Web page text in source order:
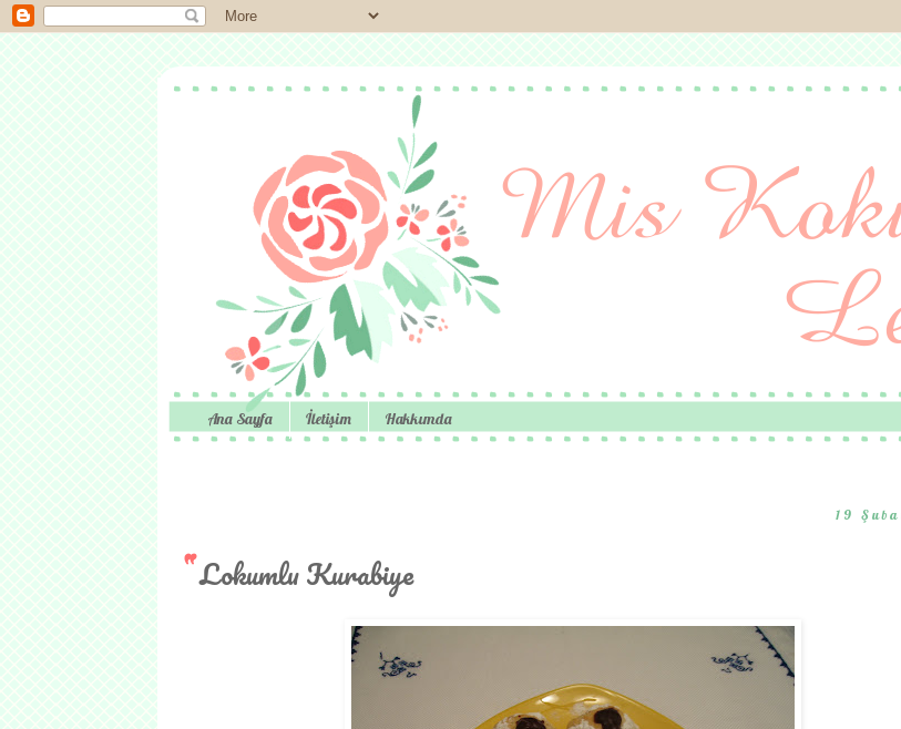
Ana Sayfa İletişim Hakkımda
19
Lokumlu Kurabiye